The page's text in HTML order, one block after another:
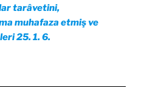
tarâvetini,
muhafaza etmiş ve
25. 1. 6.